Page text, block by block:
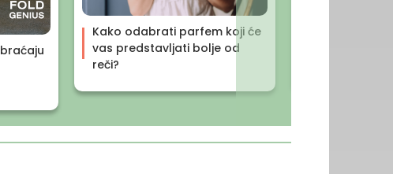
Kako odabrati parfem koji će
vas predstavljati bolje od
reči?